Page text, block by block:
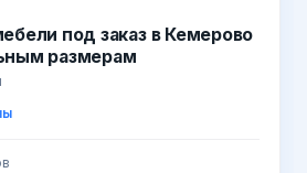
под заказ в Кемерово
размерам